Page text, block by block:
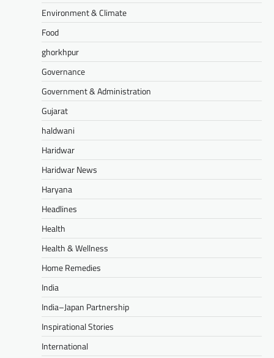
Environment & Climate
Food
ghorkhpur
Governance
Government & Administration
Gujarat
haldwani
Haridwar
Haridwar News
Haryana
Headlines
Health
Health & Wellness
Home Remedies
India
India–Japan Partnership
Inspirational Stories
International